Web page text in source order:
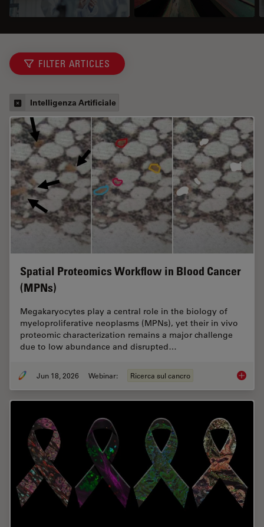
FILTER ARTICLES
Intelligenza Artificiale
Spatial Proteomics Workflow in Blood Cancer
(MPNs)
Megakaryocytes play a central role in the biology of
myeloproliferative neoplasms (MPNs), yet their in vivo
proteomic characterization remains a major challenge
due to low abundance and disrupted…
Jun 18, 2026 Webinar: Ricerca sul cancro Spatial